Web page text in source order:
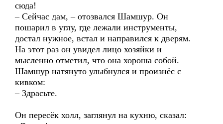
сюда!
– Сейчас дам, – отозвался Шамшур. Он
пошарил в углу, где лежали инструменты,
достал нужное, встал и направился к дверям.
На этот раз он увидел лицо хозяйки и
мысленно отметил, что она хороша собой.
Шамшур натянуто улыбнулся и произнёс с
кивком:
– Здрасьте.
Он пересёк холл, заглянул на кухню, сказал: